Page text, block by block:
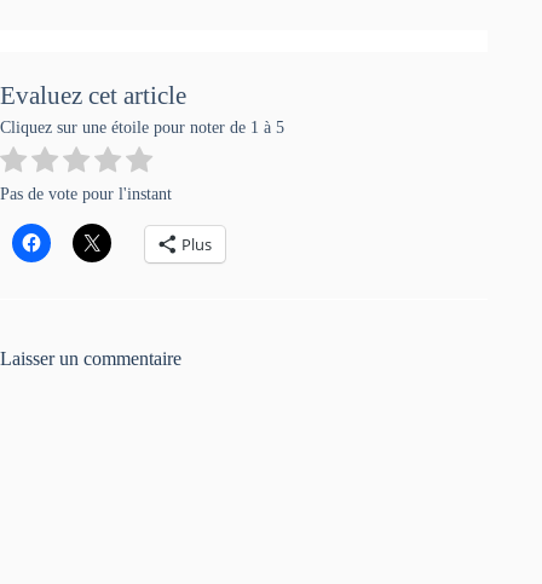
Evaluez cet article
Cliquez sur une étoile pour noter de 1 à 5
Pas de vote pour l'instant
Plus
Laisser un commentaire